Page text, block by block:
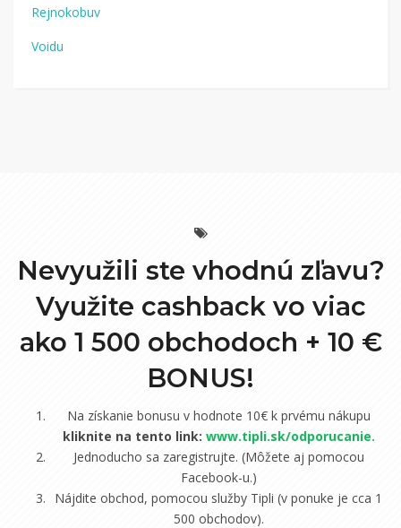
Rejnokobuv
Voidu
Nevyužili ste vhodnú zľavu?
Využite cashback vo viac
ako 1 500 obchodoch + 10 €
BONUS!
Na získanie bonusu v hodnote 10€ k prvému nákupu
kliknite na tento link: www.tipli.sk/odporucanie.
Jednoducho sa zaregistrujte. (Môžete aj pomocou
Facebook-u.)
Nájdite obchod, pomocou služby Tipli (v ponuke je cca 1
500 obchodov).